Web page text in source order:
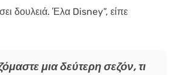
δουλειά. Έλα Disney”, είπε
μια δεύτερη σεζόν, τι